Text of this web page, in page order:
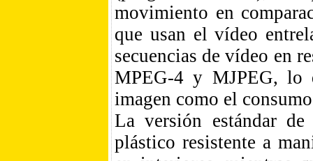
movimiento en
que usan el vídeo
secuencias de vídeo en
MPEG-4 y MJPEG, lo
imagen como el
La versión estándar
plástico resistente a